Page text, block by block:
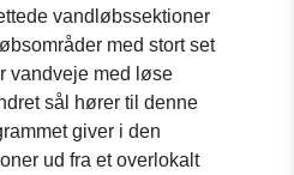
vandløbssektioner
med stort set
vandveje med løse
sål hører til denne
giver i den
ud fra et overlokalt